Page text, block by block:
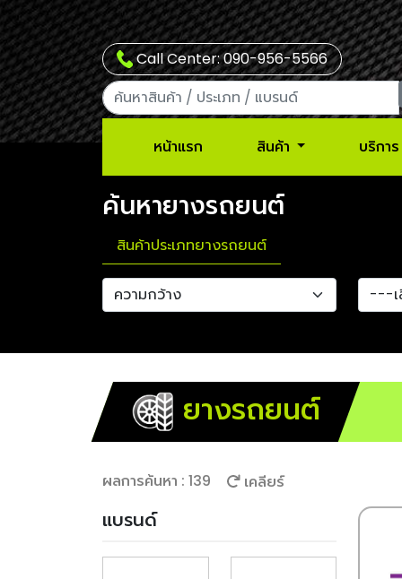
Call Center: 090-956-5566
หน้าแรก สินค้า บริการ
ค้นหายางรถยนต์
สินค้าประเภทยางรถยนต์
ยางรถยนต์
ผลการค้นหา : 139 เคลียร์
แบรนด์